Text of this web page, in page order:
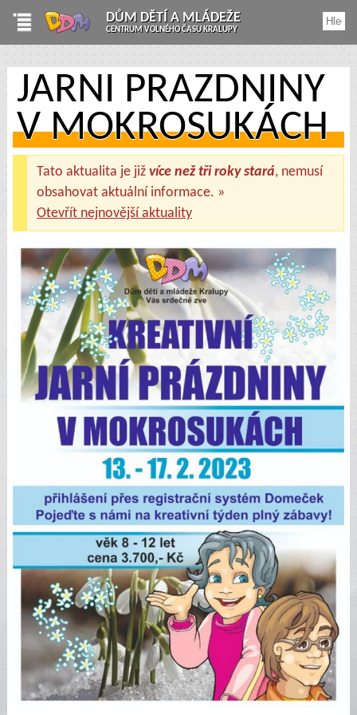
DŮM DĚTÍ A MLÁDEŽE
CENTRUM VOLNÉHO ČASU KRALUPY
JARNÍ PRÁZDNINY
V MOKROSUKÁCH
Tato aktualita je již více než tři roky stará, nemusí
obsahovat aktuální informace. »
Otevřít nejnovější aktuality